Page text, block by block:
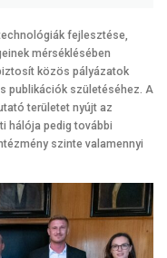
fejlesztése,
mérséklésében
közös pályázatok
publikációk születéséhez. A
területet nyújt az
hálója pedig további
szinte valamennyi